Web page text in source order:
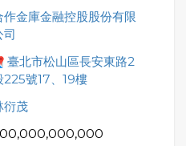
作金庫金融控股股份有限
司
臺北市松山區長安東路2
225號17、19樓
衍茂